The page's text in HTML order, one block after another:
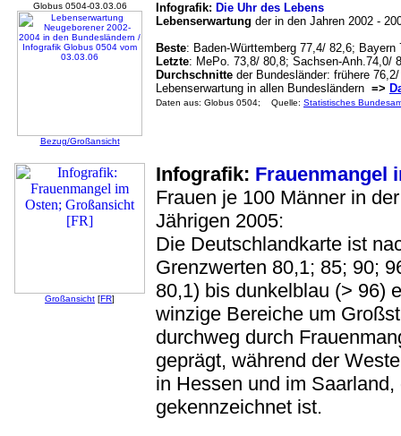
Globus 0504-03.03.06
Bezug/Großansicht
Infografik: Die Uhr des Lebens
Lebenserwartung der in den Jahren 2002 -
Beste: Baden-Württemberg 77,4/ 82,6;
Letzte: MePo. 73,8/ 80,8; Sachsen-Anh.74,0/
Durchschnitte der Bundesländer: frühere
Lebenserwartung in allen Bundesländern =>
Daten aus: Globus 0504; Quelle: Statistisches
Großansicht [FR]
Infografik: Frauenmangel
Frauen je 100 Männer in
Jährigen 2005:
Die Deutschlandkarte ist
Grenzwerten 80,1; 85; 90;
80,1) bis dunkelblau (> 96)
winzige Bereiche um
durchweg durch
geprägt, während der
in Hessen und im
gekennzeichnet ist.